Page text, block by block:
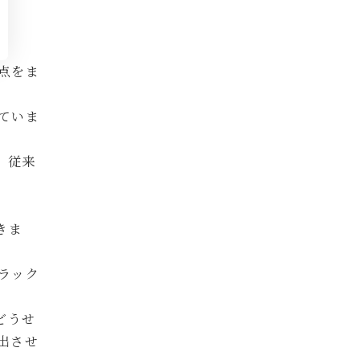
をま
いま
従来
ま
ック
うせ
させ